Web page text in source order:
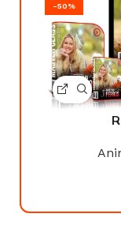
-50%